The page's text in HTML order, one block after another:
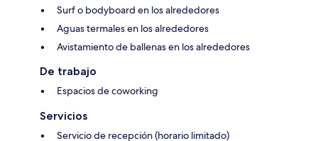
Surf o bodyboard en los alrededores
Aguas termales en los alrededores
Avistamiento de ballenas en los alrededores
De trabajo
Espacios de coworking
Servicios
Servicio de recepción (horario limitado)